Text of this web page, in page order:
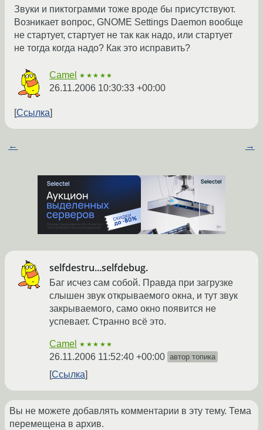
Звуки и пиктограмми тоже вроде бы присутствуют.
Возникает вопрос, GNOME Settings Daemon вообще
не стартует, стартует не так как надо, или стартует
не тогда когда надо? Как это исправить?
Camel ★★★★★
26.11.2006 10:30:33 +00:00
Ссылка
← →
selfdestru...selfdebug.
Баг исчез сам собой. Правда при загрузке
слышен звук открываемого окна, и тут звук
закрываемого, само окно появится не
успевает. Странно всё это.
Camel ★★★★★
26.11.2006 11:52:40 +00:00 автор топика
Ссылка
Вы не можете добавлять комментарии в эту тему. Тема
перемещена в архив.